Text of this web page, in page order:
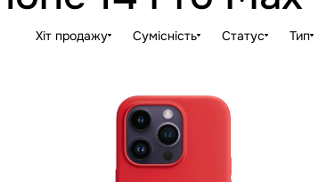
Хіт продажу Сумісність Статус Тип